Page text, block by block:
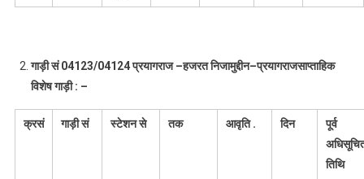
गाड़ी सं04123/04124प्रयागराज–हजरत निजामुद्दीन–प्रयागराजसाप्ताहिक
विशेष गाड़ी : –
क्रसं गाड़ी सं स्टेशन से तक आवृति. दिन
पूर्व
तिथि